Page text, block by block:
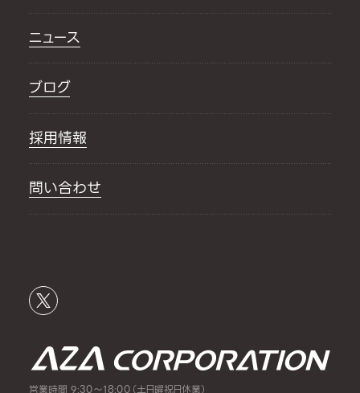
ニュース
ブログ
採用情報
問い合わせ
営業時間 9:30～18:00（土日曜祝日休業）